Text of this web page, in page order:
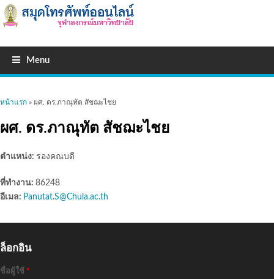
Menu
คุณอยู่ที่นี่
หน้าแรก » ผศ. ดร.ภาณุทัต สัชฌะไชย
ผศ. ดร.ภาณุทัต สัชฌะไชย
ตำแหน่ง: รองคณบดี
ที่ทำงาน: 86248
อีเมล: Panutat.S@Chula.ac.th
ล็อกอิน
ชื่อผู้ใช้ *